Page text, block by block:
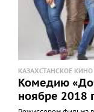
КАЗАХСТАНСКОЕ КИНО
Комедию
ноябре 2018